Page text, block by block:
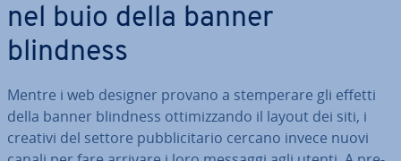
nel buio della banner
blindness
Mentre i web designer provano a stem­pe­ra­re gli effetti
della banner blindness ot­ti­miz­zan­do il layout dei siti, i
creativi del settore pub­bli­ci­ta­rio cercano invece nuovi